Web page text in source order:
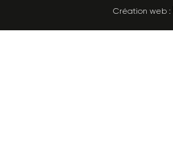
Création web :